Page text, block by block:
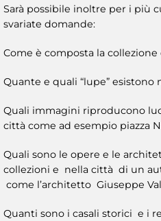
Sarà possibile inoltre per i più
svariate domande:
Come è composta la
Quante e quali “lupe” esistono
Quali immagini riproducono
città come ad esempio piazza
Quali sono le opere e le
collezioni e nella città di un
come l’architetto Giuseppe
Quanti sono i casali storici e i